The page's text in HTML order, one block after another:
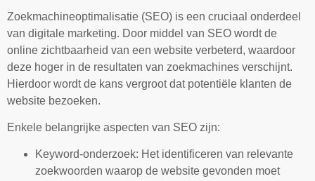
Zoekmachineoptimalisatie (SEO) is een cruciaal onderdeel
van digitale marketing. Door middel van SEO wordt de
online zichtbaarheid van een website verbeterd, waardoor
deze hoger in de resultaten van zoekmachines verschijnt.
Hierdoor wordt de kans vergroot dat potentiële klanten de
website bezoeken.
Enkele belangrijke aspecten van SEO zijn:
Keyword-onderzoek: Het identificeren van relevante
zoekwoorden waarop de website gevonden moet